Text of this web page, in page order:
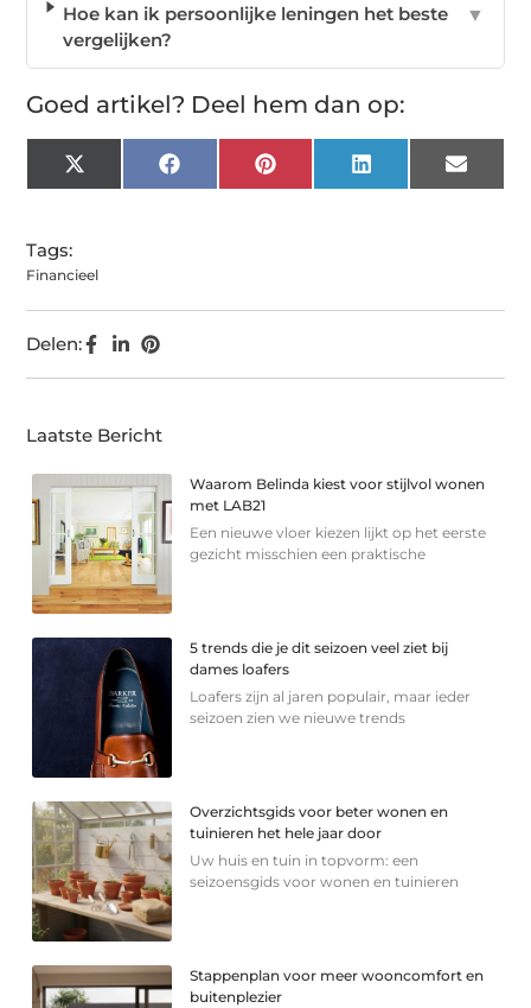
Hoe kan ik persoonlijke leningen het beste
vergelijken?
▼
Goed artikel? Deel hem dan op:
X
(Twitter)
FacebookPinterest LinkedIn Email
Tags:
Financieel
Delen:
Laatste Bericht
Waarom Belinda kiest voor stijlvol wonen
met LAB21
Een nieuwe vloer kiezen lijkt op het eerste
gezicht misschien een praktische
5 trends die je dit seizoen veel ziet bij
dames loafers
Loafers zijn al jaren populair, maar ieder
seizoen zien we nieuwe trends
Overzichtsgids voor beter wonen en
tuinieren het hele jaar door
Uw huis en tuin in topvorm: een
seizoensgids voor wonen en tuinieren
Stappenplan voor meer wooncomfort en
buitenplezier